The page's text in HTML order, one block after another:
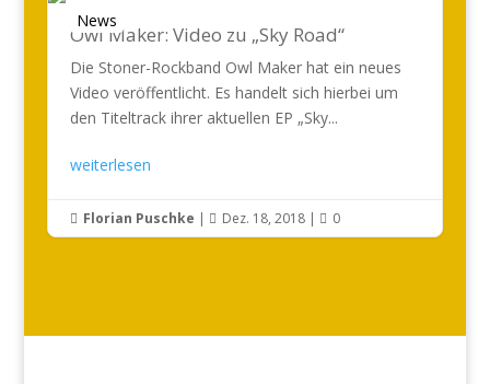
News
Owl Maker: Video zu „Sky Road“
Die Stoner-Rockband Owl Maker hat ein neues
Video veröffentlicht. Es handelt sich hierbei um
den Titeltrack ihrer aktuellen EP „Sky...
weiterlesen
 Florian Puschke |  Dez. 18, 2018|  0